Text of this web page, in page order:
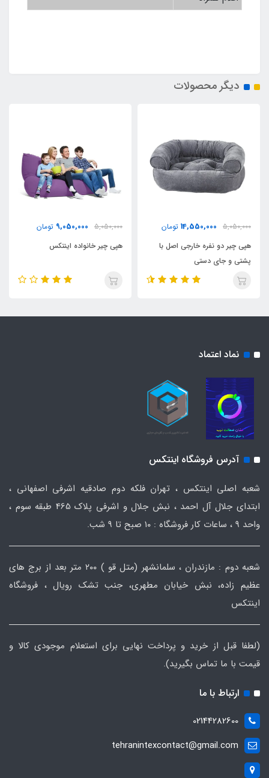
دیگر محصولات
5,050,000
14,550,000 تومان
هپی چیر دو نفره خارجی اصل با
پشتی و جای دستی
5,050,000
9,050,000 تومان
هپی چیر خانواده اینتکس
نماد اعتماد
آدرس فروشگاه اینتکس
شعبه اصلی اینتکس ، تهران فلکه دوم صادقیه اشرفی اصفهانی ،
ابتدای جلال آل احمد ، نبش جلال و اشرفی پلاک 465 طبقه سوم ،
واحد ۹ ، ساعات کار فروشگاه : ۱۰ صبح تا ۹ شب.
شعبه دوم : مازندران ، سلمانشهر (متل قو ) ۲۰۰ متر بعد از برج های
عظیم زاده، نبش خیابان مطهری، جنب تشک رویال ، فروشگاه
اینتکس
(لطفا قبل از خرید و پرداخت نهایی برای استعلام موجودی کالا و
قیمت با ما تماس بگیرید).
ارتباط با ما
02144282600
tehranintexcontact@gmail.com